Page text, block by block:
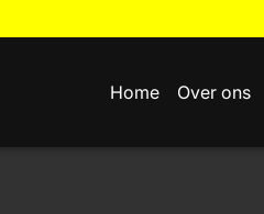
Home Over ons